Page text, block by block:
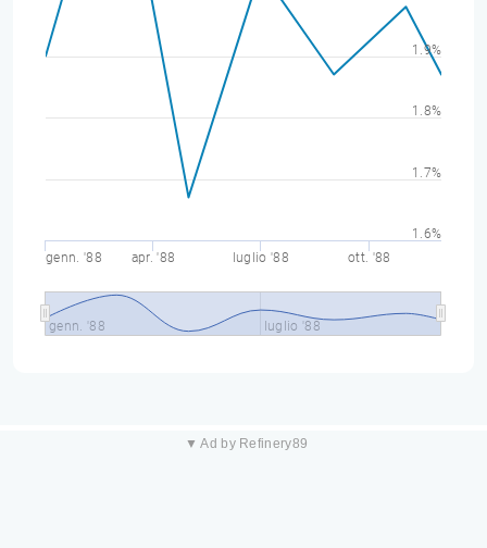
genn. '88 apr. '88 luglio '88 ott. '88
genn. '88 luglio '88
1.6%
1.7%
1.8%
1.9%
▼ Ad by Refinery89